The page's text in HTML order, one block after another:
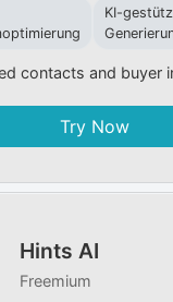
KI-
contacts and buyer
Try Now
Hints AI
Freemium